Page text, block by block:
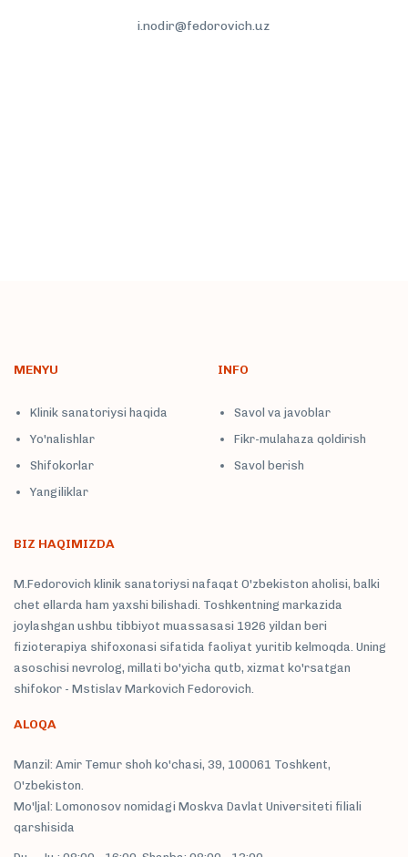
i.nodir@fedorovich.uz
MENYU
Klinik sanatoriysi haqida
Yo'nalishlar
Shifokorlar
Yangiliklar
INFO
Savol va javoblar
Fikr-mulahaza qoldirish
Savol berish
BIZ HAQIMIZDA
M.Fedorovich klinik sanatoriysi nafaqat O'zbekiston aholisi, balki
chet ellarda ham yaxshi bilishadi. Toshkentning markazida
joylashgan ushbu tibbiyot muassasasi 1926 yildan beri
fizioterapiya shifoxonasi sifatida faoliyat yuritib kelmoqda. Uning
asoschisi nevrolog, millati bo'yicha qutb, xizmat ko'rsatgan
shifokor - Mstislav Markovich Fedorovich.
ALOQA
Manzil: Amir Temur shoh ko'chasi, 39, 100061 Toshkent,
O'zbekiston.
Mo'ljal: Lomonosov nomidagi Moskva Davlat Universiteti filiali
qarshisida